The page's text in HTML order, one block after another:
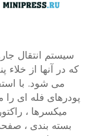
سیستم انتقال
که در آنها از
می شود. با
پودرهای فله ای
میکسرها ،
بسته بندی ،